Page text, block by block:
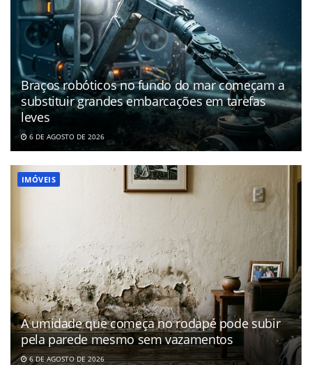
Braços robóticos no fundo do mar começam a
substituir grandes embarcações em tarefas
leves
6 DE AGOSTO DE 2026
IMÓVEIS
A umidade que começa no rodapé pode subir
pela parede mesmo sem vazamentos
6 DE AGOSTO DE 2026